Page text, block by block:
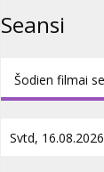
Seansi
Šodien filmai